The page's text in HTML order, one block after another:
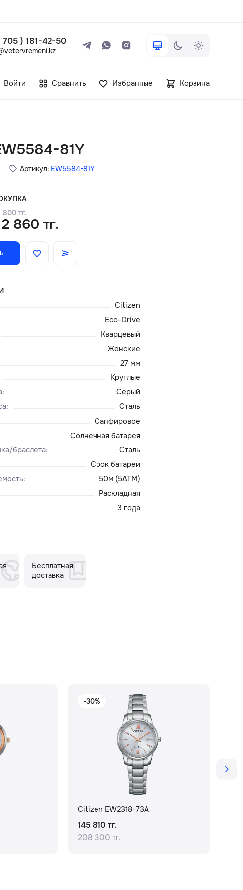
705 ) 181-42-50
Войти Сравнить Избранные Корзина
81Y
Артикул: EW5584-81Y
800 тг.
860 тг.
Citizen
Eco-Drive
Кварцевый
Женские
27 мм
Круглые
:
Серый
:
Сталь
Сапфировое
Солнечная батарея
браслета:
Сталь
Срок батареи
:
50м (5ATM)
Раскладная
3 года
Бесплатная
доставка
-30%
Citizen EW2318-73A
145 810 тг.
208 300 тг.
+7 ( 705 ) 181-42-50
Каталог
О нас
Доставка и оплата
Сервисный центр